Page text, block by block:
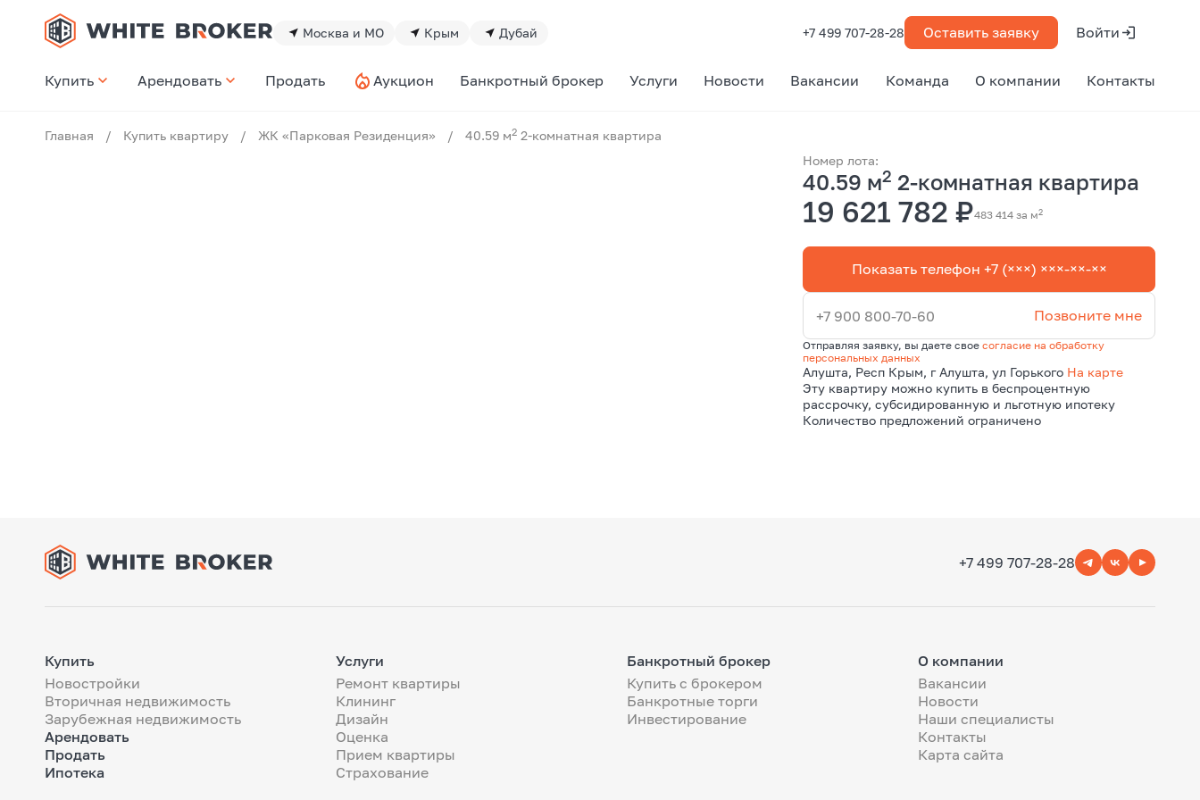
Москва и МО Крым Дубай +7 499 707-28-28 Оставить заявку Войти
Купить Арендовать Продать Аукцион Банкротный брокер Услуги Новости Вакансии Команда О компании Контакты
Главная / Купить квартиру / ЖК «Парковая Резиденция» / 40.59 м2 2-комнатная квартира
Номер лота:
40.59 м2 2-комнатная квартира
19 621 782 ₽483 414 за м2
Показать телефон +7 (×××) ×××-××-××
+7 900 800-70-60 Позвоните мне
Отправляя заявку, вы даете своесогласие на обработку
персональных данных
Алушта, Респ Крым, г Алушта, ул Горького На карте
Эту квартиру можно купить в беспроцентную
рассрочку, субсидированную и льготную ипотеку
Количество предложений ограничено
+7 499 707-28-28
Купить
Новостройки
Вторичная недвижимость
Зарубежная недвижимость
Арендовать
Продать
Ипотека
Услуги
Ремонт квартиры
Клининг
Дизайн
Оценка
Прием квартиры
Страхование
Банкротный брокер
Купить с брокером
Банкротные торги
Инвестирование
О компании
Вакансии
Новости
Наши специалисты
Контакты
Карта сайта